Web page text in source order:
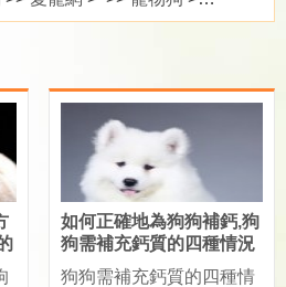
如何正確地為狗狗補鈣,狗
狗需補充鈣質的四種情況
狗狗需補充鈣質的四種情